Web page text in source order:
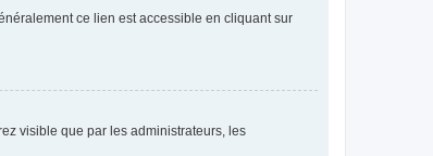
ce lien est accessible en cliquant sur
visible que par les administrateurs, les